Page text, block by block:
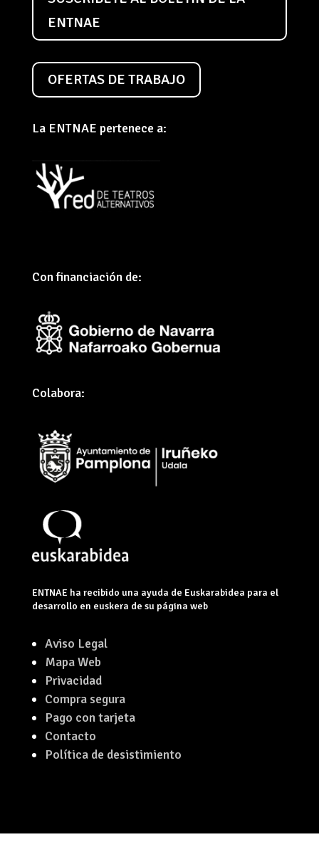
ENTNAE
OFERTAS DE TRABAJO
La ENTNAE pertenece a:
Con financiación de:
Colabora:
ENTNAE ha recibido una ayuda de Euskarabidea para el
desarrollo en euskera de su página web
Aviso Legal
Mapa Web
Privacidad
Compra segura
Pago con tarjeta
Contacto
Política de desistimiento